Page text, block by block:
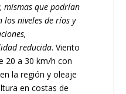
mismas que podrían
niveles de ríos y
reducida. Viento
20 a 30 km/h con
la región y oleaje
en costas de